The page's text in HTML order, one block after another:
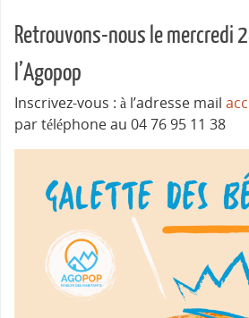
Retrouvons-nous le mercredi
l’Agopop
Inscrivez-vous : à l’adresse mail
par téléphone au 04 76 95 11 38